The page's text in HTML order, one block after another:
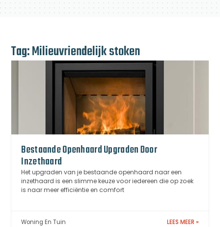
Tag: Milieuvriendelijk stoken
Bestaande Openhaard Upgraden Door
Inzethaard
Het upgraden van je bestaande openhaard naar een
inzethaard is een slimme keuze voor iedereen die op zoek
is naar meer efficiëntie en comfort
Woning En Tuin LEES MEER »